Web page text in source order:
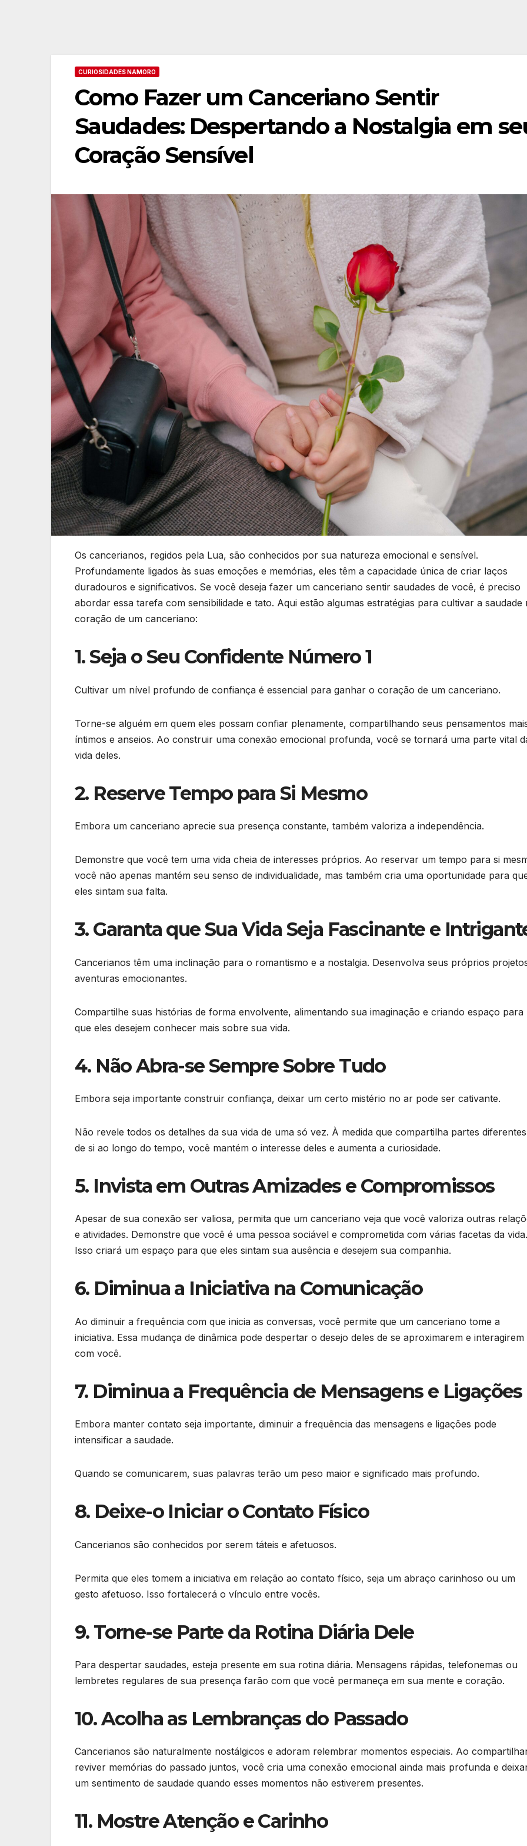
CURIOSIDADES NAMORO
Como Fazer um Canceriano Sentir
Saudades: Despertando a Nostalgia em
Coração Sensível
Os cancerianos, regidos pela Lua, são conhecidos por sua natureza emocional e sensível.
Profundamente ligados às suas emoções e memórias, eles têm a capacidade única de criar laços
duradouros e significativos. Se você deseja fazer um canceriano sentir saudades de você, é preciso
abordar essa tarefa com sensibilidade e tato. Aqui estão algumas estratégias para cultivar a saudade
coração de um canceriano:
1. Seja o Seu Confidente Número 1
Cultivar um nível profundo de confiança é essencial para ganhar o coração de um canceriano.
Torne-se alguém em quem eles possam confiar plenamente, compartilhando seus pensamentos
íntimos e anseios. Ao construir uma conexão emocional profunda, você se tornará uma parte vital
vida deles.
2. Reserve Tempo para Si Mesmo
Embora um canceriano aprecie sua presença constante, também valoriza a independência.
Demonstre que você tem uma vida cheia de interesses próprios. Ao reservar um tempo para si
você não apenas mantém seu senso de individualidade, mas também cria uma oportunidade para
eles sintam sua falta.
3. Garanta que Sua Vida Seja Fascinante e
Cancerianos têm uma inclinação para o romantismo e a nostalgia. Desenvolva seus próprios
aventuras emocionantes.
Compartilhe suas histórias de forma envolvente, alimentando sua imaginação e criando espaço para
que eles desejem conhecer mais sobre sua vida.
4. Não Abra-se Sempre Sobre Tudo
Embora seja importante construir confiança, deixar um certo mistério no ar pode ser cativante.
Não revele todos os detalhes da sua vida de uma só vez. À medida que compartilha partes diferentes
de si ao longo do tempo, você mantém o interesse deles e aumenta a curiosidade.
5. Invista em Outras Amizades e Compromissos
Apesar de sua conexão ser valiosa, permita que um canceriano veja que você valoriza outras
e atividades. Demonstre que você é uma pessoa sociável e comprometida com várias facetas da vida.
Isso criará um espaço para que eles sintam sua ausência e desejem sua companhia.
6. Diminua a Iniciativa na Comunicação
Ao diminuir a frequência com que inicia as conversas, você permite que um canceriano tome a
iniciativa. Essa mudança de dinâmica pode despertar o desejo deles de se aproximarem e interagirem
com você.
7. Diminua a Frequência de Mensagens e Ligações
Embora manter contato seja importante, diminuir a frequência das mensagens e ligações pode
intensificar a saudade.
Quando se comunicarem, suas palavras terão um peso maior e significado mais profundo.
8. Deixe-o Iniciar o Contato Físico
Cancerianos são conhecidos por serem táteis e afetuosos.
Permita que eles tomem a iniciativa em relação ao contato físico, seja um abraço carinhoso ou um
gesto afetuoso. Isso fortalecerá o vínculo entre vocês.
9. Torne-se Parte da Rotina Diária Dele
Para despertar saudades, esteja presente em sua rotina diária. Mensagens rápidas, telefonemas ou
lembretes regulares de sua presença farão com que você permaneça em sua mente e coração.
10. Acolha as Lembranças do Passado
Cancerianos são naturalmente nostálgicos e adoram relembrar momentos especiais. Ao
reviver memórias do passado juntos, você cria uma conexão emocional ainda mais profunda e
um sentimento de saudade quando esses momentos não estiverem presentes.
11. Mostre Atenção e Carinho